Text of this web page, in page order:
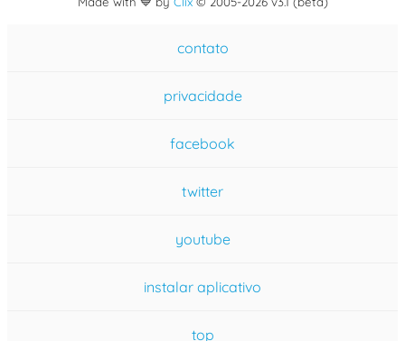
contato
privacidade
facebook
twitter
youtube
instalar aplicativo
top